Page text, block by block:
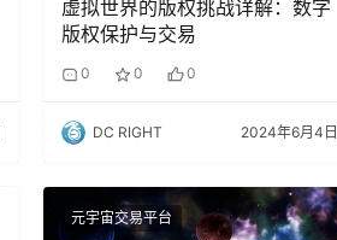
虚拟世界的版权挑战详解：数字
版权保护与交易
0 0 0
DC RIGHT 2024年6月4日
元宇宙交易平台